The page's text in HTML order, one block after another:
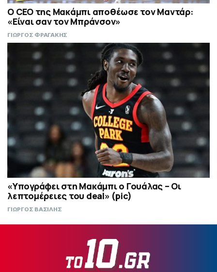
Ο CEO της Μακάμπι αποθέωσε τον Μαντάρ:
«Είναι σαν τον Μπράνσον»
ΓΙΩΡΓΟΣ ΦΡΑΓΑΚΗΣ
«Υπογράφει στη Μακάμπι ο Γουάλας – Οι
λεπτομέρειες του deal» (pic)
ΓΙΩΡΓΟΣ ΒΑΣΙΛΗΣ